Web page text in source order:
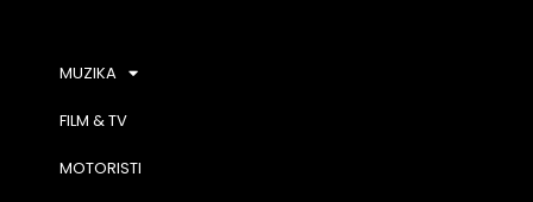
MUZIKA
FILM & TV
MOTORISTI